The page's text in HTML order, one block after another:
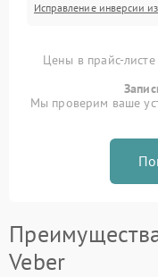
Исправление инверсии
Цены в прайс-
Мы проверим ваше
Veber